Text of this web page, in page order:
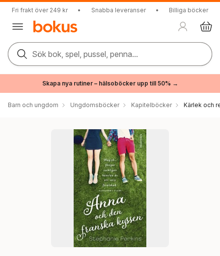
Fri frakt över 249 kr • Snabba leveranser • Billiga böcker
Sök bok, spel, pussel, penna...
Skapa nya rutiner – hälsoböcker upp till 50% →
Barn och ungdom Ungdomsböcker Kapitelböcker Kärlek och